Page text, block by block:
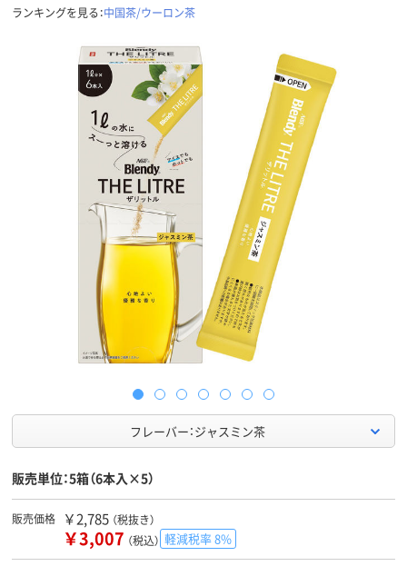
ランキングを見る：中国茶/ウーロン茶
フレーバー：ジャスミン茶
販売単位：5箱（6本入×5）
販売価格 ￥2,785 （税抜き）
￥3,007 （税込） 軽減税率 8%